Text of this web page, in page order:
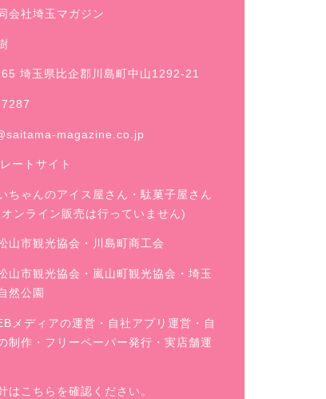
会社埼玉マガジン
埼玉県比企郡川島町中山1292-21
magazine.co.jp
ートサイト
ちゃんのアイス屋さん ・駄菓子屋さん
ンライン販売は行っていません)
山市観光協会・川島町商工会
山市観光協会・嵐山町観光協会・埼玉
然公園
メディアの運営・自社アプリ運営・自
制作・フリーペーパー発行・実店舗運
はこちらを確認ください。